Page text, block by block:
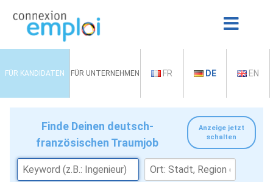
FÜR KANDIDATEN FÜR UNTERNEHMEN FR DE EN
Anzeige jetzt
schalten
Finde Deinen deutsch-
französischen Traumjob